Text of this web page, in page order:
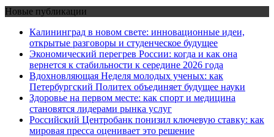
Новые публикации
Калининград в новом свете: инновационные идеи,
открытые разговоры и студенческое будущее
Экономический перегрев России: когда и как она
вернется к стабильности к середине 2026 года
Вдохновляющая Неделя молодых ученых: как
Петербургский Политех объединяет будущее науки
Здоровье на первом месте: как спорт и медицина
становятся лидерами рынка услуг
Российский Центробанк понизил ключевую ставку: как
мировая пресса оценивает это решение